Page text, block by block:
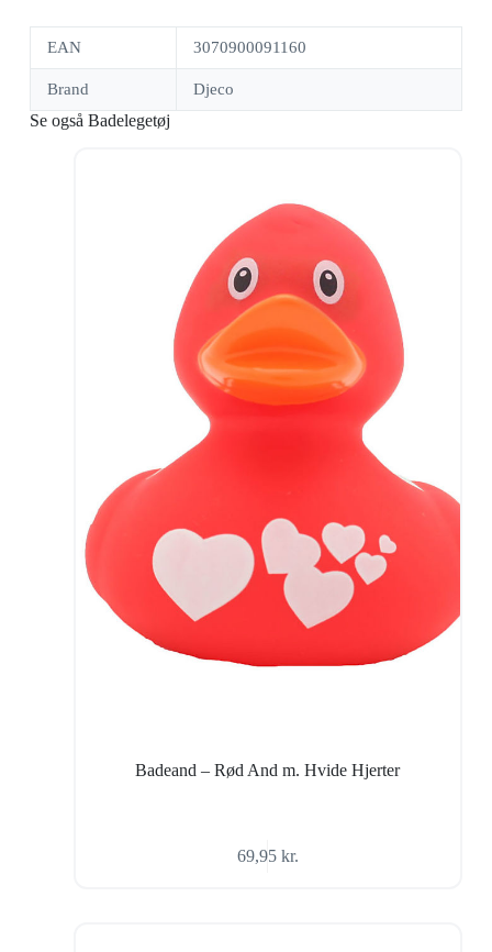
EAN 3070900091160
Brand Djeco
Se også Badelegetøj
Badeand – Rød And m. Hvide Hjerter
69,95 kr.